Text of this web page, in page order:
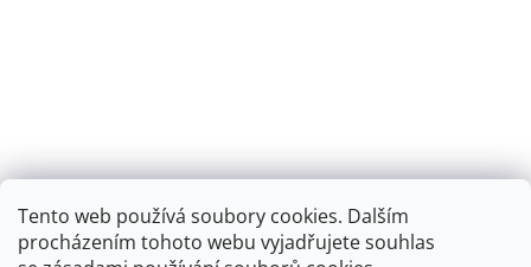
Tento web používá soubory cookies. Dalším
procházením tohoto webu vyjadřujete souhlas